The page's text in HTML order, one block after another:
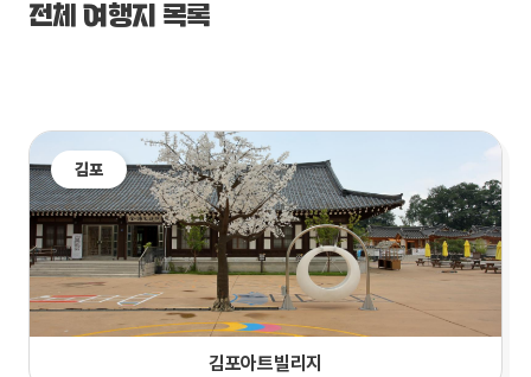
전체 여행지 목록
김포
김포아트빌리지